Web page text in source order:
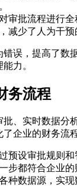
对审批流程进行
减少了人为干预
误，提高了数
力。
务流程
、实时数据分
企业的财务流
预设审批规则
步都符合企业的
各种数据源，实